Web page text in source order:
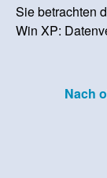
Sie betrachten
Win XP:
Nach